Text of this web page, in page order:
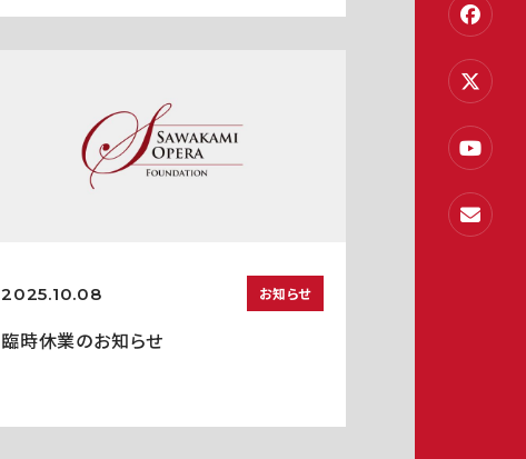
2025.10.08 お知らせ
臨時休業のお知らせ